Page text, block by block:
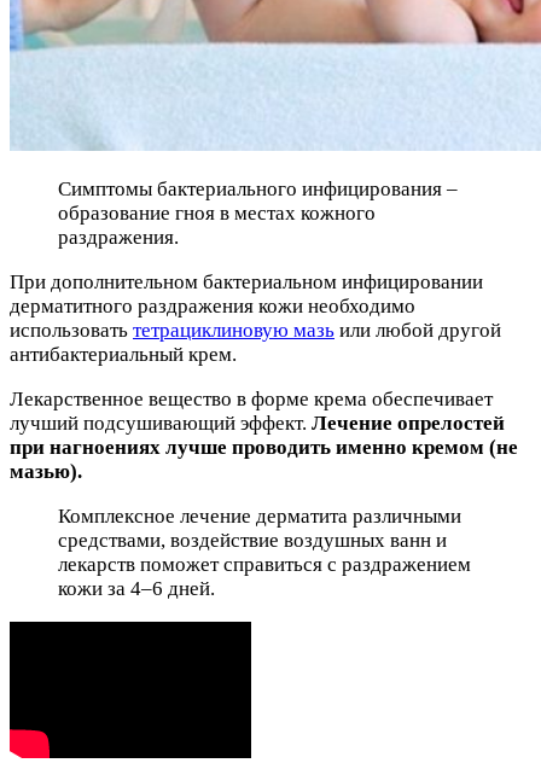
Симптомы бактериального инфицирования –
образование гноя в местах кожного
раздражения.
При дополнительном бактериальном инфицировании
дерматитного раздражения кожи необходимо
использовать тетрациклиновую мазь или любой другой
антибактериальный крем.
Лекарственное вещество в форме крема обеспечивает
лучший подсушивающий эффект. Лечение опрелостей
при нагноениях лучше проводить именно кремом (не
мазью).
Комплексное лечение дерматита различными
средствами, воздействие воздушных ванн и
лекарств поможет справиться с раздражением
кожи за 4–6 дней.